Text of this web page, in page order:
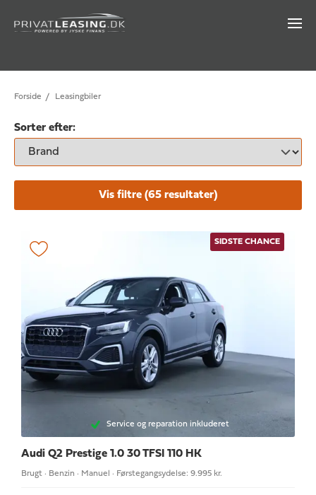
Forside / Leasingbiler
Sorter efter:
Vis filtre (65 resultater)
SIDSTE CHANCE
Service og reparation inkluderet
Audi Q2 Prestige 1.0 30 TFSI 110 HK
Brugt · Benzin · Manuel · Førstegangsydelse: 9.995 kr.